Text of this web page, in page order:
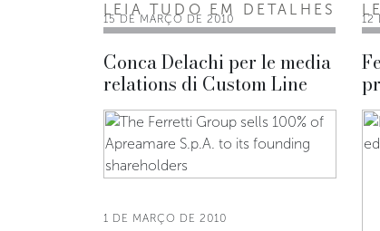
15 DE MARÇO DE 2010
Conca Delachi per le media
relations di Custom Line
LEIA TUDO EM DETALHES
12
1 DE MARÇO DE 2010